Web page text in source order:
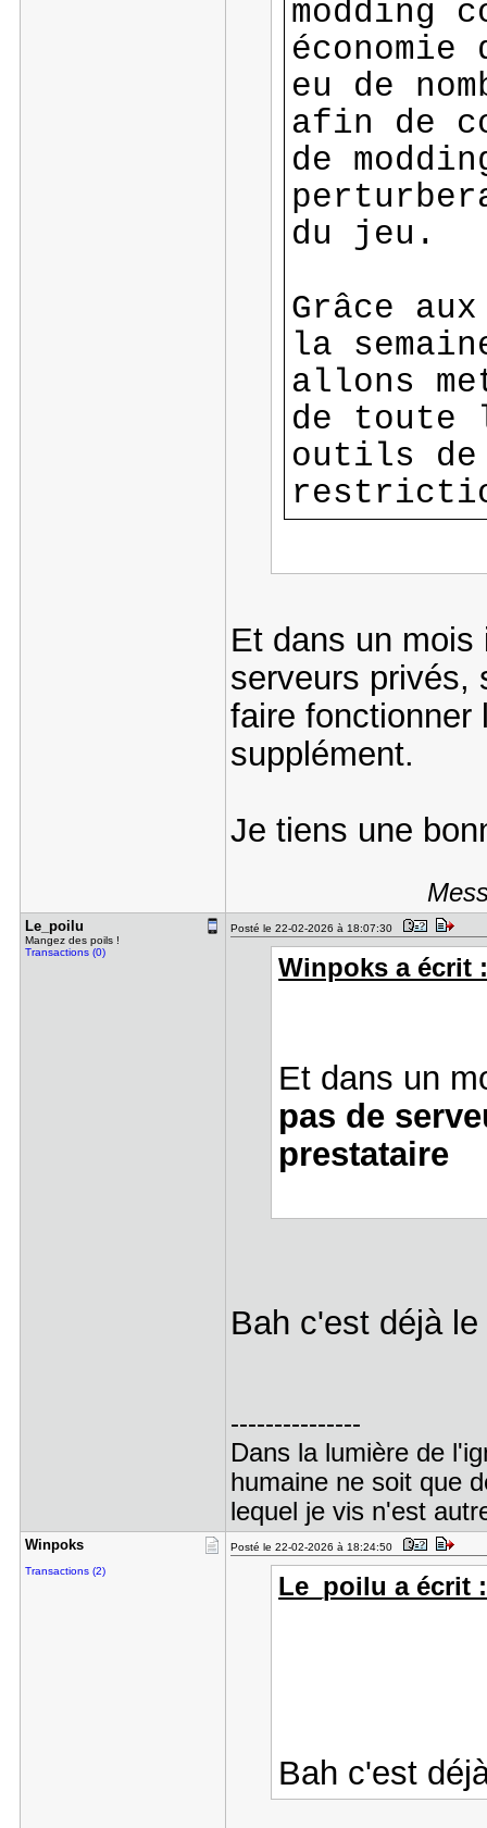
modding
eu de
afin de
de
du jeu.
Grâce
la
allons
de toute
outils de
Et dans un mois
serveurs privés,
faire fonctionner
supplément.
Je tiens une
Le_poilu
Mangez des poils !
Transactions (0)
Posté le 22-02-2026 à 18:07:30
Winpoks a écrit
Et dans un
pas de
prestataire
Bah c'est déjà
---------------
Dans la lumière de
humaine ne soit que
lequel je vis n'est
Winpoks
Transactions (2)
Posté le 22-02-2026 à 18:24:50
Le_poilu a écrit :
Bah c'est